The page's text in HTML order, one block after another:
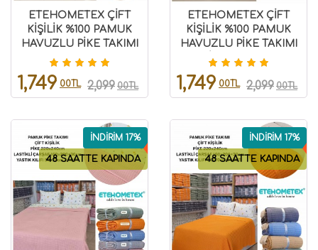
ETEHOMETEX ÇİFT
KİŞİLİK %100 PAMUK
HAVUZLU PİKE TAKIMI
KREM 8696474232101
1,749 00TL 2,099 00TL
ETEHOMETEX ÇİFT
KİŞİLİK %100 PAMUK
HAVUZLU PİKE TAKIMI
MAVİ 8696474232072
1,749 00TL 2,099 00TL
48 SAATTE KAPINDA
İNDİRİM 17%
48 SAATTE KAPINDA
İNDİRİM 17%